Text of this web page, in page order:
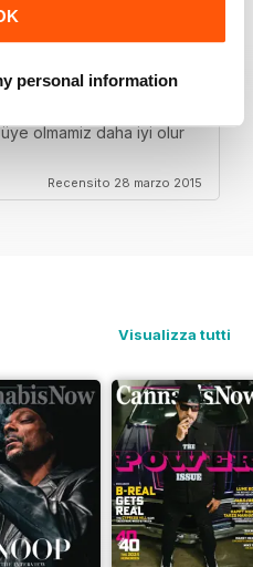
personal information
ÜYE
olmamiz daha iyi olur
Recensito 28 marzo 2015
Visualizza tutti